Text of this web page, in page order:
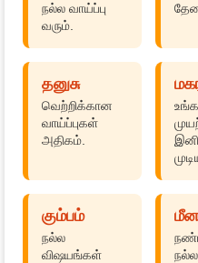
நல்ல வாய்ப்பு
வரும்.
தனுசு
வெற்றிக்கான
வாய்ப்புகள்
அதிகம்.
கும்பம்
நல்ல
விஷயங்கள்